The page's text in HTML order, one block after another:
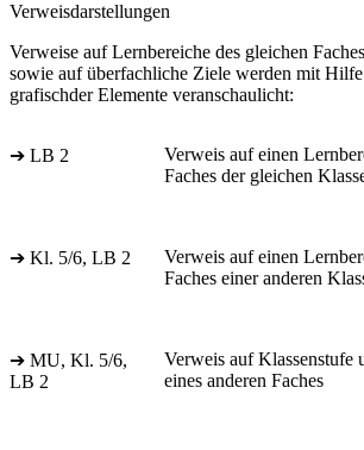
Verweisdarstellungen
Verweise auf Lernbereiche des gleichen
sowie auf überfachliche Ziele werden mit
grafischder Elemente veranschaulicht:
➔ LB 2
Verweis auf einen
Faches der gleichen
➔ Kl. 5/6, LB 2
Verweis auf einen
Faches einer anderen
➔ MU, Kl. 5/6,
LB 2
Verweis auf Klassenstufe
eines anderen Faches